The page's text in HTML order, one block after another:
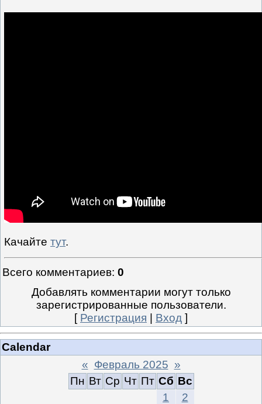
Качайте тут.
Всего комментариев: 0
Добавлять комментарии могут только
зарегистрированные пользователи.
[ Регистрация Вход ]
Calendar
« Февраль 2025 »
Пн Вт Ср Чт Пт Сб Вс
1
2